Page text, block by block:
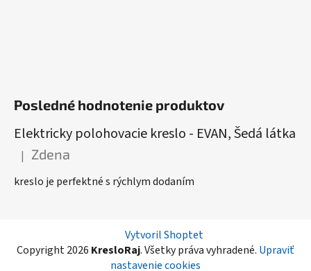
Posledné hodnotenie produktov
Elektricky polohovacie kreslo - EVAN, Šedá látka
Hodnotenie produktu je 5 z 5 hviezdičiek.
| Zdena
kreslo je perfektné s rýchlym dodaním
Vytvoril Shoptet
Copyright 2026 KresloRaj. Všetky práva vyhradené. Upraviť
nastavenie cookies